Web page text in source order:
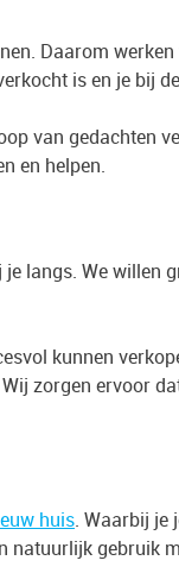
Daarom
is en je bij
van gedachten
en helpen.
langs. We willen
kunnen
zorgen ervoor
huis. Waarbij je
natuurlijk gebruik